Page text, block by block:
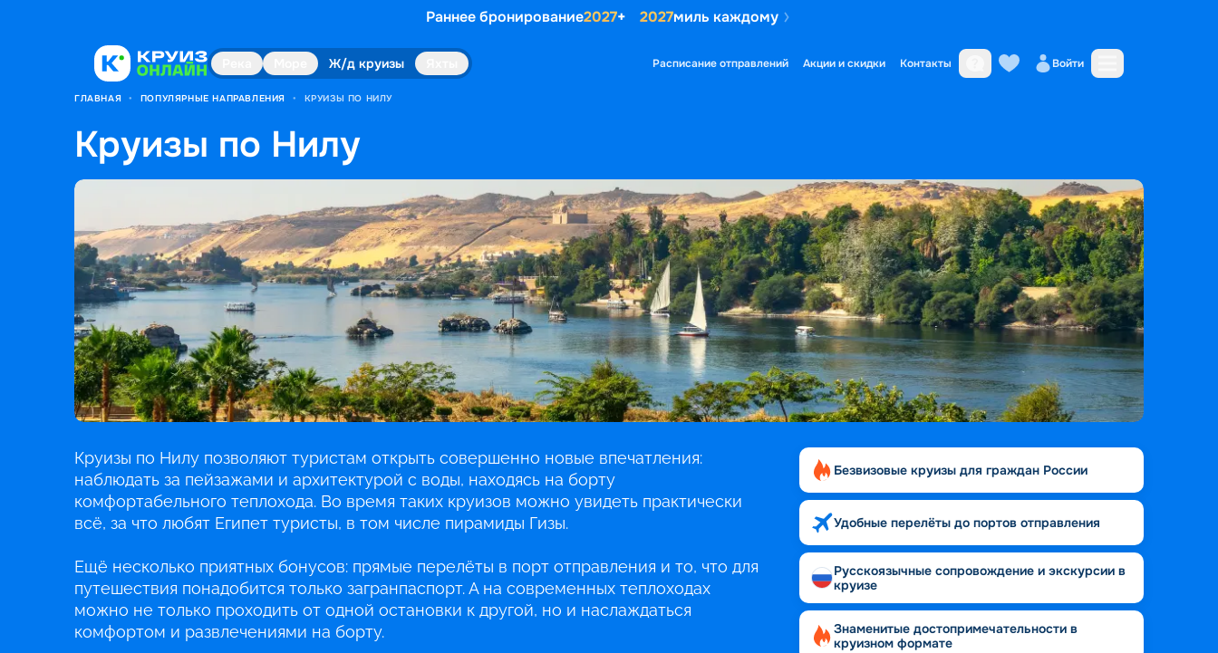
Раннее бронирование2027+ 2027миль каждому
Ж/д круизы Расписание отправлений Акции и скидки Контакты Войти
ГЛАВНАЯ • ПОПУЛЯРНЫЕ НАПРАВЛЕНИЯ • КРУИЗЫ ПО НИЛУ
Круизы по Нилу
Круизы по Нилу позволяют туристам открыть совершенно новые впечатления:
наблюдать за пейзажами и архитектурой с воды, находясь на борту
комфортабельного теплохода. Во время таких круизов можно увидеть практически
всё, за что любят Египет туристы, в том числе пирамиды Гизы.
Ещё несколько приятных бонусов: прямые перелёты в порт отправления и то, что для
путешествия понадобится только загранпаспорт. А на современных теплоходах
можно не только проходить от одной остановки к другой, но и наслаждаться
комфортом и развлечениями на борту.
Безвизовые круизы для граждан России
Удобные перелёты до портов отправления
Русскоязычные сопровождение и экскурсии в
круизе
Знаменитые достопримечательности в
круизном формате